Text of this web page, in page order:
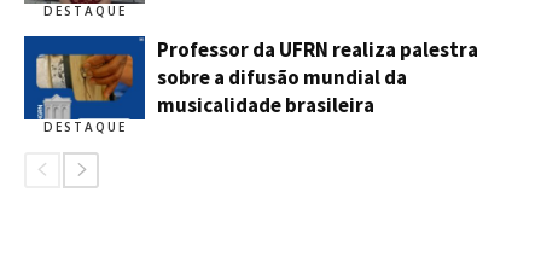
DESTAQUE
DESTAQUE
Professor da UFRN realiza palestra
sobre a difusão mundial da
musicalidade brasileira